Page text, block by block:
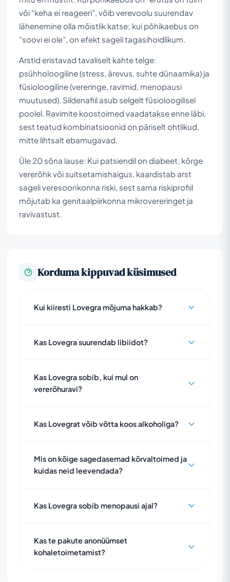
või “keha ei reageeri”, võib verevoolu suurendav
lähenemine olla mõistlik katse; kui põhikaebus on
“soovi ei ole”, on efekt sageli tagasihoidlikum.
Arstid eristavad tavaliselt kahte telge:
psühholoogiline (stress, ärevus, suhte dünaamika) ja
füsioloogiline (vereringe, ravimid, menopausi
muutused). Sildenafiil asub selgelt füsioloogilisel
poolel. Ravimite koostoimed vaadatakse enne läbi,
sest teatud kombinatsioonid on päriselt ohtlikud,
mitte lihtsalt ebamugavad.
Üle 20 sõna lause: Kui patsiendil on diabeet, kõrge
vererõhk või suitsetamishaigus, kaardistab arst
sageli veresoonkonna riski, sest sama riskiprofiil
mõjutab ka genitaalpiirkonna mikrovereringet ja
ravivastust.
Korduma kippuvad küsimused
Kui kiiresti Lovegra mõjuma hakkab?
Kas Lovegra suurendab libiidot?
Kas Lovegra sobib, kui mul on
vererõhuravi?
Kas Lovegrat võib võtta koos alkoholiga?
Mis on kõige sagedasemad kõrvaltoimed ja
kuidas neid leevendada?
Kas Lovegra sobib menopausi ajal?
Kas te pakute anonüümset
kohaletoimetamist?